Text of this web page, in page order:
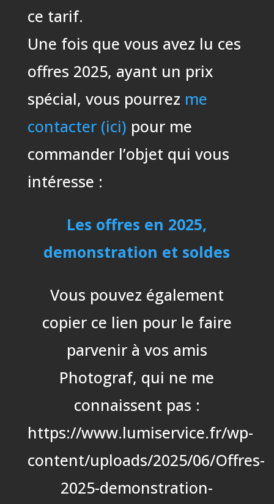
ce tarif.
Une fois que vous avez lu ces
offres 2025, ayant un prix
spécial, vous pourrez me
contacter (ici) pour me
commander l’objet qui vous
intéresse :
Les offres en 2025,
demonstration et soldes
Vous pouvez également
copier ce lien pour le faire
parvenir à vos amis
Photograf, qui ne me
connaissent pas :
https://www.lumiservice.fr/wp-
content/uploads/2025/06/Offres-
2025-demonstration-